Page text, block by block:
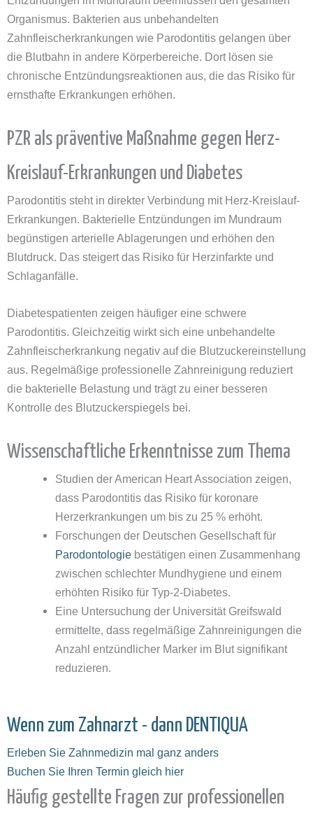
Organismus. Bakterien aus unbehandelten
Zahnfleischerkrankungen wie Parodontitis gelangen über
die Blutbahn in andere Körperbereiche. Dort lösen sie
chronische Entzündungsreaktionen aus, die das Risiko für
ernsthafte Erkrankungen erhöhen.
PZR als präventive Maßnahme gegen Herz-
Kreislauf-Erkrankungen und Diabetes
Parodontitis steht in direkter Verbindung mit Herz-Kreislauf-
Erkrankungen. Bakterielle Entzündungen im Mundraum
begünstigen arterielle Ablagerungen und erhöhen den
Blutdruck. Das steigert das Risiko für Herzinfarkte und
Schlaganfälle.
Diabetespatienten zeigen häufiger eine schwere
Parodontitis. Gleichzeitig wirkt sich eine unbehandelte
Zahnfleischerkrankung negativ auf die Blutzuckereinstellung
aus. Regelmäßige professionelle Zahnreinigung reduziert
die bakterielle Belastung und trägt zu einer besseren
Kontrolle des Blutzuckerspiegels bei.
Wissenschaftliche Erkenntnisse zum Thema
Studien der American Heart Association zeigen,
dass Parodontitis das Risiko für koronare
Herzerkrankungen um bis zu 25 % erhöht.
Forschungen der Deutschen Gesellschaft für
Parodontologie bestätigen einen Zusammenhang
zwischen schlechter Mundhygiene und einem
erhöhten Risiko für Typ-2-Diabetes.
Eine Untersuchung der Universität Greifswald
ermittelte, dass regelmäßige Zahnreinigungen die
Anzahl entzündlicher Marker im Blut signifikant
reduzieren.
Wenn zum Zahnarzt - dann DENTIQUA
Erleben Sie Zahnmedizin mal ganz anders
Buchen Sie Ihren Termin gleich hier
Häufig gestellte Fragen zur professionellen